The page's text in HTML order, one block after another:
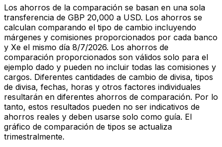
Los ahorros de la comparación se basan en una sola
transferencia de GBP 20,000 a USD. Los ahorros se
calculan comparando el tipo de cambio incluyendo
márgenes y comisiones proporcionados por cada banco
y Xe el mismo día 8/7/2026. Los ahorros de
comparación proporcionados son válidos solo para el
ejemplo dado y pueden no incluir todas las comisiones y
cargos. Diferentes cantidades de cambio de divisa, tipos
de divisa, fechas, horas y otros factores individuales
resultarán en diferentes ahorros de comparación. Por lo
tanto, estos resultados pueden no ser indicativos de
ahorros reales y deben usarse solo como guía. El
gráfico de comparación de tipos se actualiza
trimestralmente.